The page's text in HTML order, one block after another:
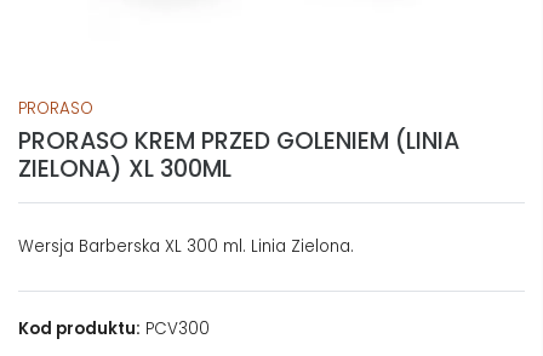
PRORASO
PRORASO KREM PRZED GOLENIEM (LINIA
ZIELONA) XL 300ML
Wersja Barberska XL 300 ml. Linia Zielona.
Kod produktu: PCV300